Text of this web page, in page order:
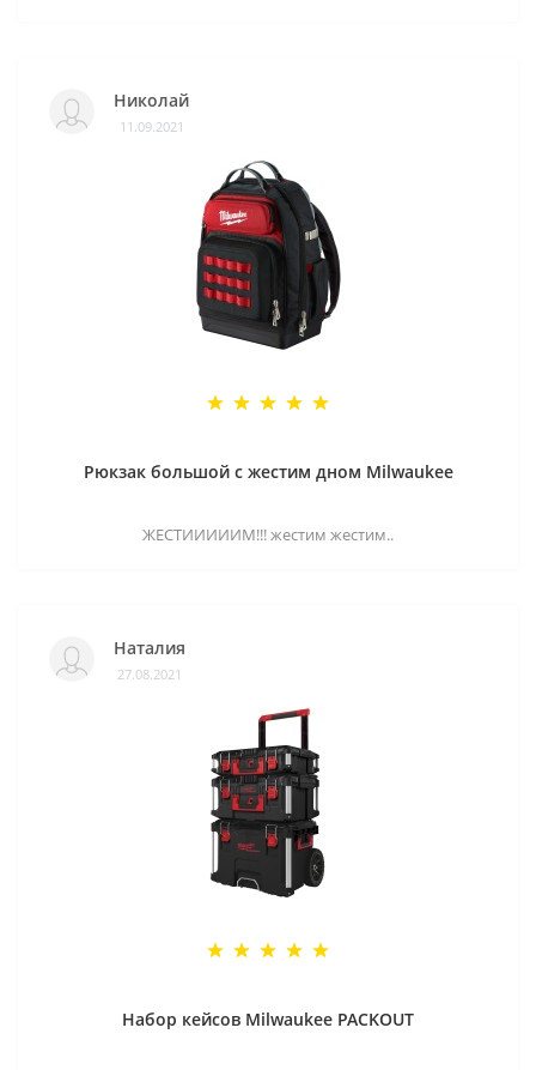
Николай
11.09.2021
Рюкзак большой с жестим дном Milwaukee
ЖЕСТИИИИИМ!!! жестим жестим..
Наталия
27.08.2021
Набор кейсов Milwaukee PACKOUT